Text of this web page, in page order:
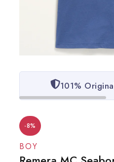
101%
-8%
BOY